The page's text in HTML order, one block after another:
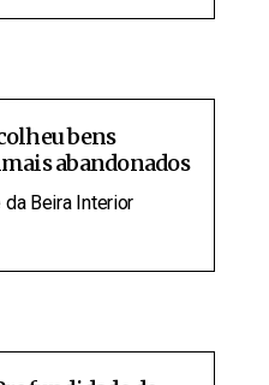
bens
abandonados
Beira Interior